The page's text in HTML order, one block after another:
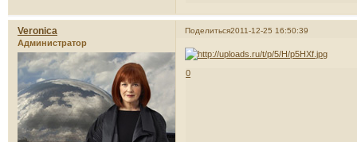
Поделиться2011-12-25 16:50:39
Veronica
Администратор
0